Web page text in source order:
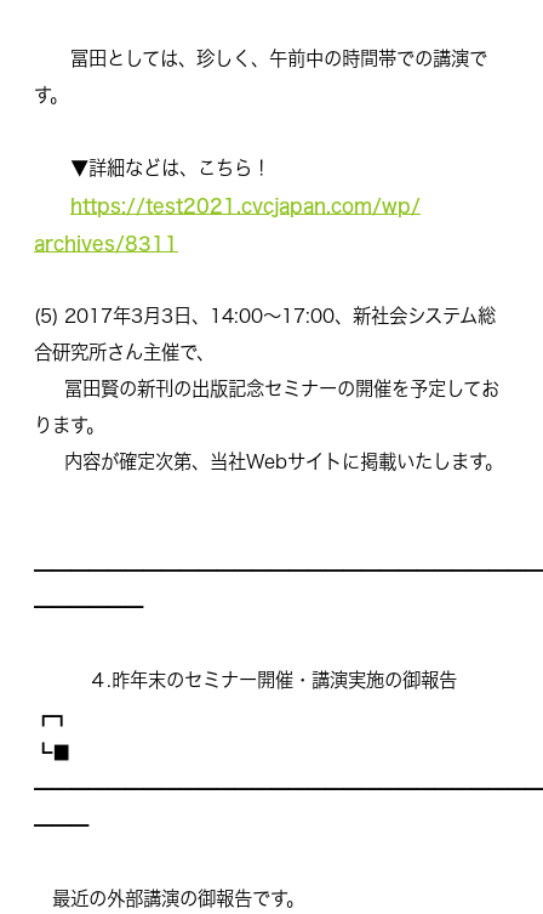
冨田としては、珍しく、午前中の時間帯での講演で
す。
▼詳細などは、こちら！
https://test2021.cvcjapan.com/wp/
archives/8311
(5) 2017年3月3日、14:00～17:00、 新社会システム総
合研究所さん主催で、
冨田賢の新刊の出版記念セミナーの開催を予定してお
ります。
内容が確定次第、当社Webサイトに掲載いたします。
━━━━━━
４.昨年末のセミナー開催・講演実施の御報告
┏┓
┗■
━━━
最近の外部講演の御報告です。